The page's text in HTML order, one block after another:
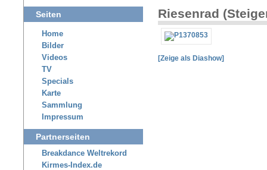
Riesenrad
[Zeige als Diashow]
Seiten
Home
Bilder
Videos
TV
Specials
Karte
Sammlung
Impressum
Partnerseiten
Breakdance Weltrekord
Kirmes-Index.de